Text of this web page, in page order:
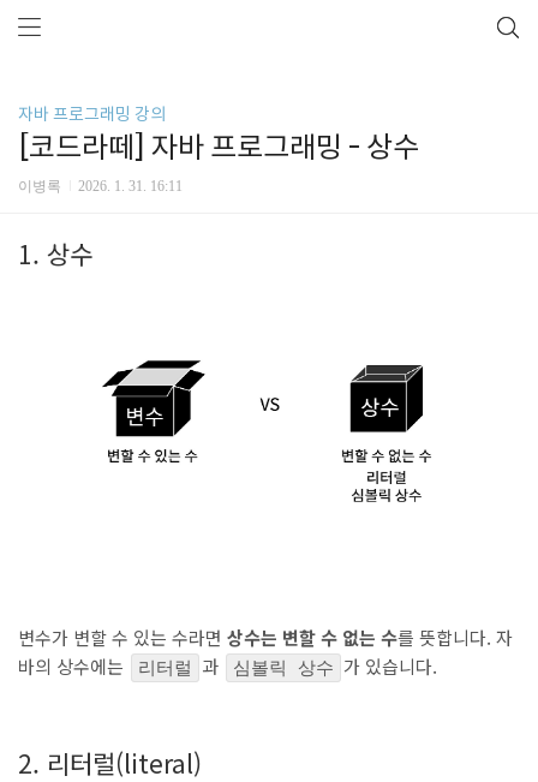
자바 프로그래밍 강의
[코드라떼] 자바 프로그래밍 - 상수
이병록 2026. 1. 31. 16:11
1. 상수
변수가 변할 수 있는 수라면 상수는 변할 수 없는 수를 뜻합니다. 자
바의 상수에는
리터럴 과 심볼릭 상수 가 있습니다.
2. 리터럴(literal)